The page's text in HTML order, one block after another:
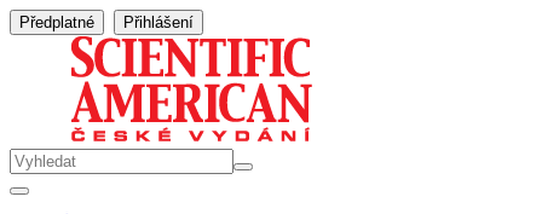
Předplatné Přihlášení